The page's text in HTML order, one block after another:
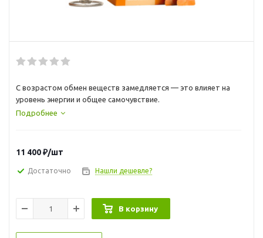
С возрастом обмен веществ замедляется — это влияет на
уровень энергии и общее самочувствие.
Подробнее
11 400₽/шт
Достаточно Нашли дешевле?
В корзину